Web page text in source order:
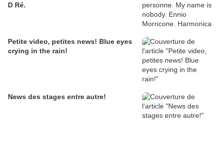
D Ré.
Petite video, petites news! Blue eyes
crying in the rain!
News des stages entre autre!